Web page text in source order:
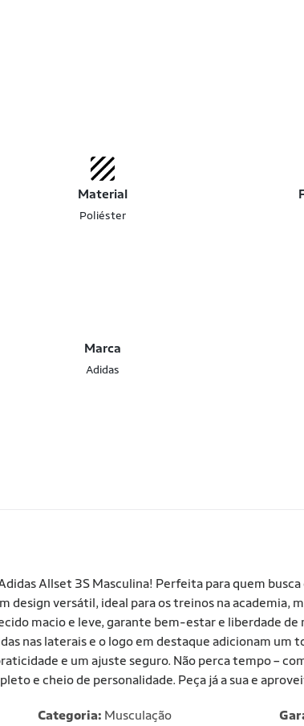
Material
Poliéster
Marca
Adidas
Allset 3S Masculina! Perfeita para quem
design versátil, ideal para os treinos na academia,
macio e leve, garante bem-estar e liberdade
nas laterais e o logo em destaque adicionam um
e um ajuste seguro. Não perca tempo –
e cheio de personalidade. Peça já a sua e
Categoria: Musculação